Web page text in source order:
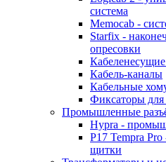
система
Memocab -
Starfix -
опресовки
Кабель-каналы
Кабельные
Фиксаторы
Промышленные
Hypra -
P17 Tempra
щитки